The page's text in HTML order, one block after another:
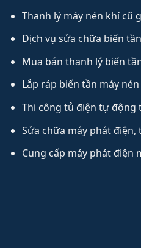
Thanh lý máy nén khí cũ
Dịch vụ sửa chữa biến tần
Mua bán thanh lý biến
Lắp ráp biến tần máy nén
Thi công tủ điện tự động
Sửa chữa máy phát điện,
Cung cấp máy phát điện